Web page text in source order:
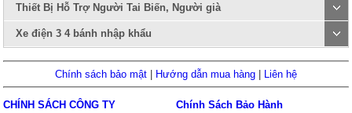
Thiết Bị Hỗ Trợ Người Tai Biến, Người già
Xe điện 3 4 bánh nhập khẩu
Chính sách bảo mật | Hướng dẫn mua hàng | Liên hệ
CHÍNH SÁCH CÔNG TY
Chính Sách Bảo Hành